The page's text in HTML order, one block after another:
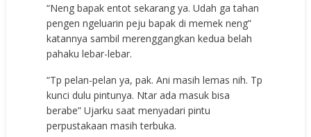
“Neng bapak entot sekarang ya. Udah ga tahan
pengen ngeluarin peju bapak di memek neng”
katannya sambil merenggangkan kedua belah
pahaku lebar-lebar.
“Tp pelan-pelan ya, pak. Ani masih lemas nih. Tp
kunci dulu pintunya. Ntar ada masuk bisa
berabe” Ujarku saat menyadari pintu
perpustakaan masih terbuka.